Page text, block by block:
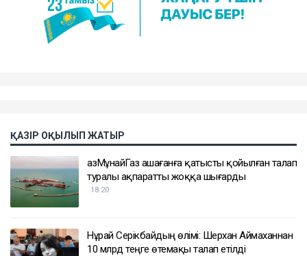
ҚАЗІР ОҚЫЛЫП ЖАТЫР
ҚазМұнайГаз Қашағанға қатысты қойылған талап
туралы ақпаратты жоққа шығарды
18:20
Нұрай Серікбайдың өлімі: Шерхан Аймаханнан
10 млрд теңге өтемақы талап етілді